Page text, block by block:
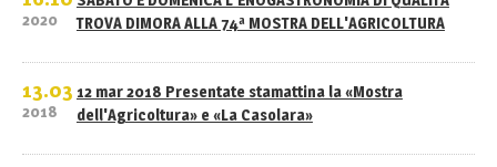
2020
TROVA DIMORA ALLA 74ª MOSTRA DELL'AGRICOLTURA
13.03
2018
12 mar 2018 Presentate stamattina la «Mostra
dell'Agricoltura» e «La Casolara»